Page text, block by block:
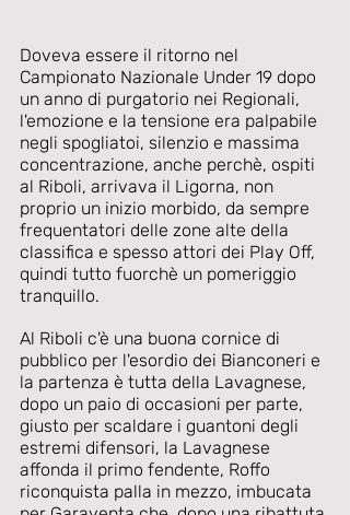
Doveva essere il ritorno nel
Campionato Nazionale Under 19 dopo
un anno di purgatorio nei Regionali,
l'emozione e la tensione era palpabile
negli spogliatoi, silenzio e massima
concentrazione, anche perchè, ospiti
al Riboli, arrivava il Ligorna, non
proprio un inizio morbido, da sempre
frequentatori delle zone alte della
classifica e spesso attori dei Play Off,
quindi tutto fuorchè un pomeriggio
tranquillo.
Al Riboli c'è una buona cornice di
pubblico per l'esordio dei Bianconeri e
la partenza è tutta della Lavagnese,
dopo un paio di occasioni per parte,
giusto per scaldare i guantoni degli
estremi difensori, la Lavagnese
affonda il primo fendente, Roffo
riconquista palla in mezzo, imbucata